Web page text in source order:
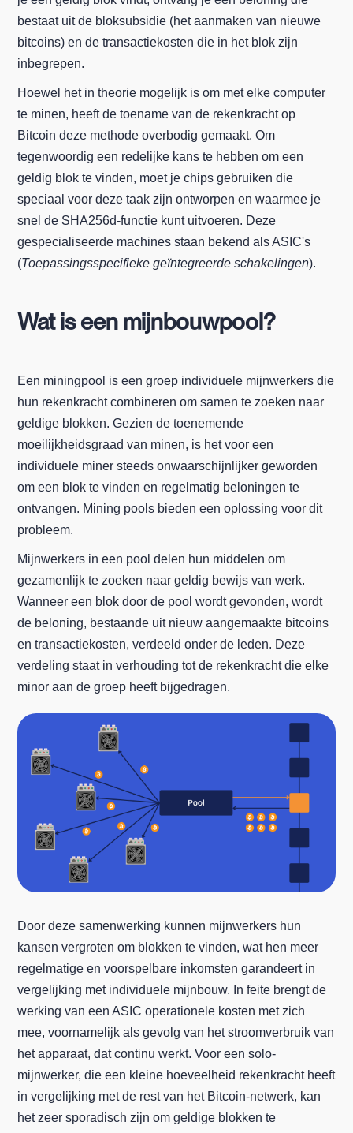
bestaat uit de bloksubsidie (het aanmaken van nieuwe
bitcoins) en de transactiekosten die in het blok zijn
inbegrepen.
Hoewel het in theorie mogelijk is om met elke computer
te minen, heeft de toename van de rekenkracht op
Bitcoin deze methode overbodig gemaakt. Om
tegenwoordig een redelijke kans te hebben om een
geldig blok te vinden, moet je chips gebruiken die
speciaal voor deze taak zijn ontworpen en waarmee je
snel de SHA256d-functie kunt uitvoeren. Deze
gespecialiseerde machines staan bekend als ASIC's
(Toepassingsspecifieke geïntegreerde schakelingen).
Wat is een mijnbouwpool?
Een miningpool is een groep individuele mijnwerkers die
hun rekenkracht combineren om samen te zoeken naar
geldige blokken. Gezien de toenemende
moeilijkheidsgraad van minen, is het voor een
individuele miner steeds onwaarschijnlijker geworden
om een blok te vinden en regelmatig beloningen te
ontvangen. Mining pools bieden een oplossing voor dit
probleem.
Mijnwerkers in een pool delen hun middelen om
gezamenlijk te zoeken naar geldig bewijs van werk.
Wanneer een blok door de pool wordt gevonden, wordt
de beloning, bestaande uit nieuw aangemaakte bitcoins
en transactiekosten, verdeeld onder de leden. Deze
verdeling staat in verhouding tot de rekenkracht die elke
minor aan de groep heeft bijgedragen.
Door deze samenwerking kunnen mijnwerkers hun
kansen vergroten om blokken te vinden, wat hen meer
regelmatige en voorspelbare inkomsten garandeert in
vergelijking met individuele mijnbouw. In feite brengt de
werking van een ASIC operationele kosten met zich
mee, voornamelijk als gevolg van het stroomverbruik van
het apparaat, dat continu werkt. Voor een solo-
mijnwerker, die een kleine hoeveelheid rekenkracht heeft
in vergelijking met de rest van het Bitcoin-netwerk, kan
het zeer sporadisch zijn om geldige blokken te